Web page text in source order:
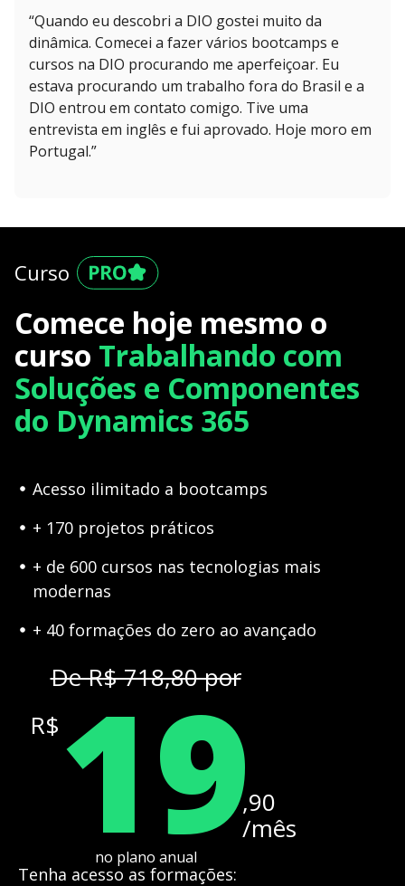
“Quando eu descobri a DIO gostei muito da
dinâmica. Comecei a fazer vários bootcamps e
cursos na DIO procurando me aperfeiçoar. Eu
estava procurando um trabalho fora do Brasil e a
DIO entrou em contato comigo. Tive uma
entrevista em inglês e fui aprovado. Hoje moro em
Portugal.”
Curso
Comece hoje mesmo o
curso Trabalhando com
Soluções e Componentes
do Dynamics 365
Acesso ilimitado a bootcamps
+ 170 projetos práticos
+ de 600 cursos nas tecnologias mais
modernas
+ 40 formações do zero ao avançado
De R$ 718,80 por
R$ 19,90
/mês
no plano anual
Tenha acesso as formações: